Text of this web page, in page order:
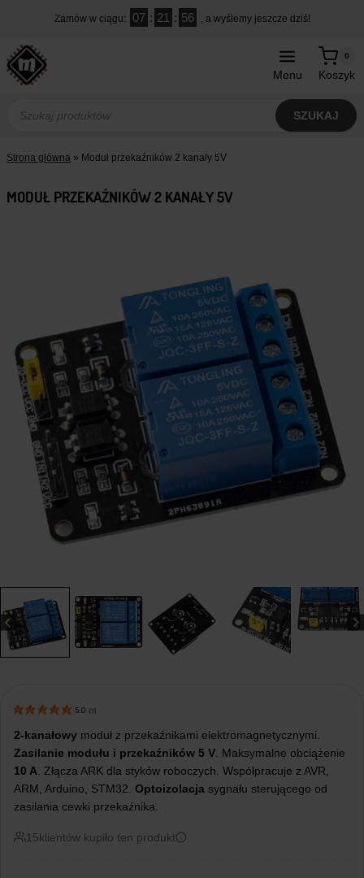
treści
Zamów w ciągu: 07 : 21 : 56 , a wyślemy jeszcze dziś!
Menu Koszyk
0
produktów
SZUKAJ
Strona główna » Moduł przekaźników 2 kanały 5V
MODUŁ PRZEKAŹNIKÓW 2 KANAŁY 5V
5.0 (1)
2-kanałowy moduł z przekaźnikami elektromagnetycznymi.
Zasilanie modułu i przekaźników 5 V . Maksymalne obciążenie
10 A . Złącza ARK dla styków roboczych. Współpracuje z AVR,
ARM, Arduino, STM32. Optoizolacja sygnału sterującego od
zasilania cewki przekaźnika.
15klientów kupiło ten produkt